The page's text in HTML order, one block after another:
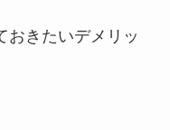
おきたいデメリッ